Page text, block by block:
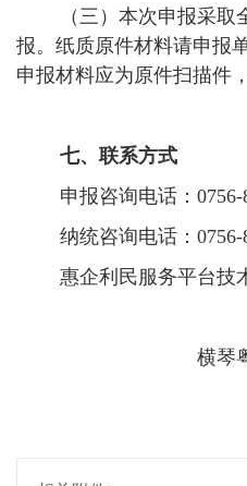
（三）本次申报采取全
报。纸质原件材料请申报
申报材料应为原件扫描件
七、联系方式
申报咨询电话：0756-
纳统咨询电话：0756-
惠企利民服务平台技术
横琴